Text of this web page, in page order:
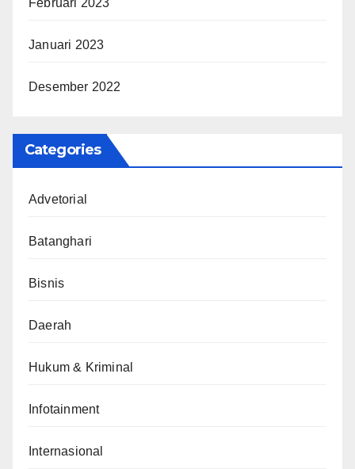
Februari 2023
Januari 2023
Desember 2022
Categories
Advetorial
Batanghari
Bisnis
Daerah
Hukum & Kriminal
Infotainment
Internasional